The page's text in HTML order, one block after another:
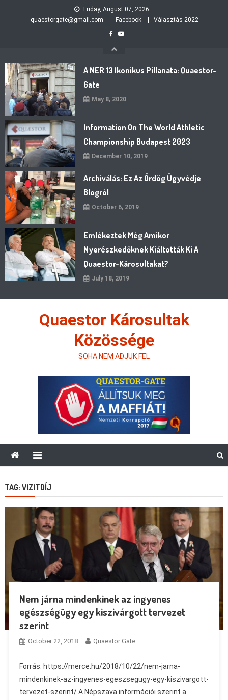
Friday, August 07, 2026
quaestorgate@gmail.com
Facebook Választás 2022
A NER 13 Ikonikus Pillanata: Quaestor-
Gate
May 8, 2020
Information On The World Athletic
Championship Budapest 2023
December 10, 2019
Archiválás: Ez Az Ördög Ügyvédje
Blogról
October 6, 2019
Emlékeztek Még Amikor
Nyerészkedőknek Kiáltották Ki A
Quaestor-Károsultakat?
July 18, 2019
Quaestor Károsultak
Közössége
SOHA NEM ADJUK FEL
TAG: VIZITDÍJ
Nem járna mindenkinek az ingyenes
egészségügy egy kiszivárgott tervezet
szerint
October 22, 2018 Quaestor Gate
Forrás: https://merce.hu/2018/10/22/nem-jarna-
mindenkinek-az-ingyenes-egeszsegugy-egy-kiszivargott-
tervezet-szerint/ A Népszava információi szerint a